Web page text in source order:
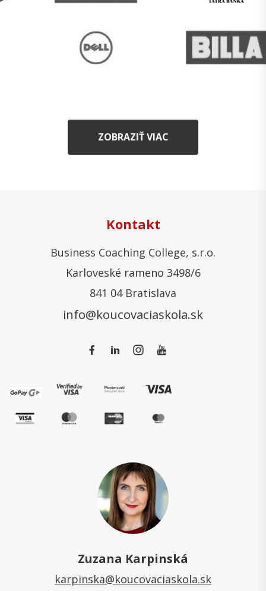
ZOBRAZIŤ VIAC
Kontakt
Business Coaching College, s.r.o.
Karloveské rameno 3498/6
841 04 Bratislava
info@koucovaciaskola.sk
Zuzana Karpinská
karpinska@koucovaciaskola.sk